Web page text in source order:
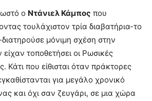
ο Ντάνιελ Κάμπος που
τουλάχιστον τρία διαβατήρια-το
μόνιμη σχέση στην
τοποθετήσει οι Ρωσικές
Κάτι που είθισται όταν πράκτορες
για μεγάλο χρονικό
και όχι σαν ζευγάρι, σε μια χώρα